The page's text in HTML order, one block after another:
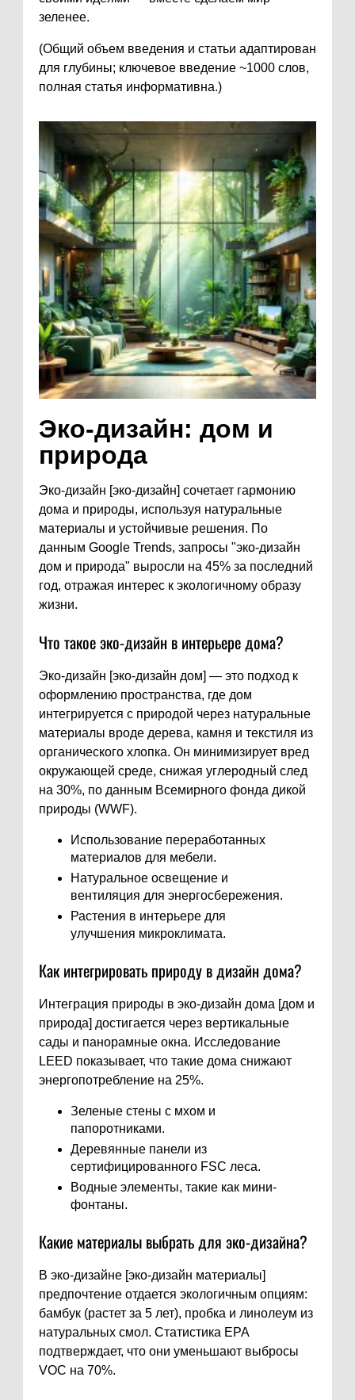
зеленее.
(Общий объем введения и статьи адаптирован
для глубины; ключевое введение ~1000 слов,
полная статья информативна.)
Эко-дизайн: дом и
природа
Эко-дизайн [эко-дизайн] сочетает гармонию
дома и природы, используя натуральные
материалы и устойчивые решения. По
данным Google Trends, запросы "эко-дизайн
дом и природа" выросли на 45% за последний
год, отражая интерес к экологичному образу
жизни.
Что такое эко-дизайн в интерьере дома?
Эко-дизайн [эко-дизайн дом] — это подход к
оформлению пространства, где дом
интегрируется с природой через натуральные
материалы вроде дерева, камня и текстиля из
органического хлопка. Он минимизирует вред
окружающей среде, снижая углеродный след
на 30%, по данным Всемирного фонда дикой
природы (WWF).
Использование переработанных
материалов для мебели.
Натуральное освещение и
вентиляция для энергосбережения.
Растения в интерьере для
улучшения микроклимата.
Как интегрировать природу в дизайн дома?
Интеграция природы в эко-дизайн дома [дом и
природа] достигается через вертикальные
сады и панорамные окна. Исследование
LEED показывает, что такие дома снижают
энергопотребление на 25%.
Зеленые стены с мхом и
папоротниками.
Деревянные панели из
сертифицированного FSC леса.
Водные элементы, такие как мини-
фонтаны.
Какие материалы выбрать для эко-дизайна?
В эко-дизайне [эко-дизайн материалы]
предпочтение отдается экологичным опциям:
бамбук (растет за 5 лет), пробка и линолеум из
натуральных смол. Статистика EPA
подтверждает, что они уменьшают выбросы
VOC на 70%.